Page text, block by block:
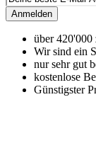
Anmelden
über 420'000
Wir sind ein
nur sehr gut
kostenlose
Günstigster